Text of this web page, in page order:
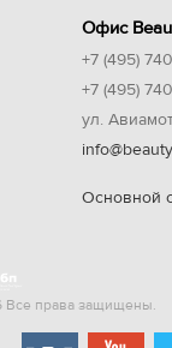
Офис
+7 (495)
+7 (495)
ул.
Основной
Все права защищены.